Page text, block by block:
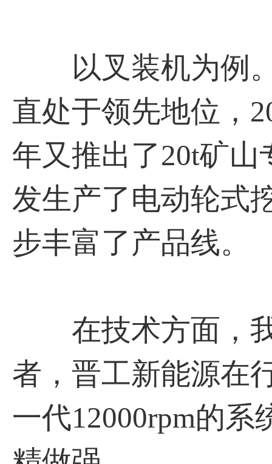
以叉装机为例。
直处于领先地位，
年又推出了20t矿
发生产了电动轮式
步丰富了产品线。
在技术方面，我
者，晋工新能源在
一代12000rpm的